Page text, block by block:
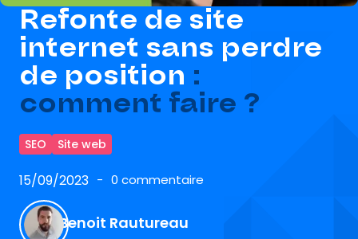
Refonte de site
internet sans perdre
de position :
comment faire ?
SEO Site web
15/09/2023 0 commentaire
Benoit Rautureau